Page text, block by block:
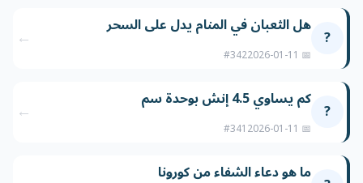
? هل الثعبان في المنام يدل على السحر
📅 2026-01-11
#342
←
? كم يساوي 4.5 إنش بوحدة سم
📅 2026-01-11
#341
←
ما هو دعاء الشفاء من كورونا